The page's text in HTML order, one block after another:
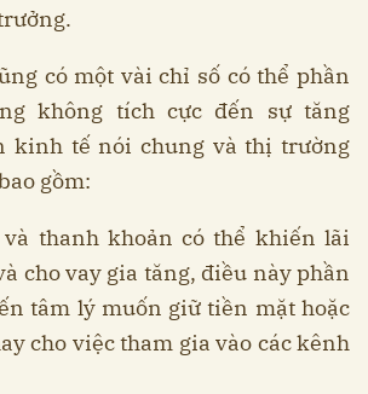
có một vài chỉ số có thể phần
không tích cực đến sự tăng
kinh tế nói chung và thị trường
gồm:
thanh khoản có thể khiến lãi
cho vay gia tăng, điều này phần
tâm lý muốn giữ tiền mặt hoặc
cho việc tham gia vào các kênh